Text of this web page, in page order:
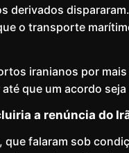
derivados
o transporte
iranianos por
que um acordo
a renúncia do
falaram sob